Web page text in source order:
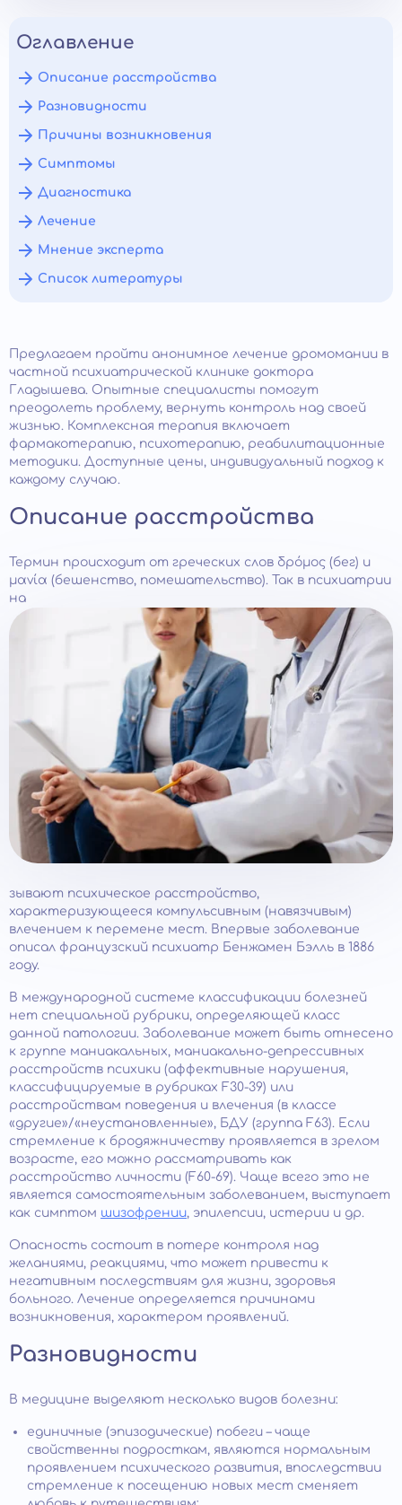
Оглавление
Описание расстройства
Разновидности
Причины возникновения
Симптомы
Диагностика
Лечение
Мнение эксперта
Список литературы
Предлагаем пройти анонимное лечение дромомании в
частной психиатрической клинике доктора
Гладышева. Опытные специалисты помогут
преодолеть проблему, вернуть контроль над своей
жизнью. Комплексная терапия включает
фармакотерапию, психотерапию, реабилитационные
методики. Доступные цены, индивидуальный подход к
каждому случаю.
Описание расстройства
Термин происходит от греческих слов δρόμος (бег) и
μανία (бешенство, помешательство). Так в психиатрии
на
зывают психическое расстройство,
характеризующееся компульсивным (навязчивым)
влечением к перемене мест. Впервые заболевание
описал французский психиатр Бенжамен Бэлль в 1886
году.
В международной системе классификации болезней
нет специальной рубрики, определяющей класс
данной патологии. Заболевание может быть отнесено
к группе маниакальных, маниакально-депрессивных
расстройств психики (аффективные нарушения,
классифицируемые в рубриках F30-39) или
расстройствам поведения и влечения (в классе
«другие»/«неустановленные», БДУ (группа F63). Если
стремление к бродяжничеству проявляется в зрелом
возрасте, его можно рассматривать как
расстройство личности (F60-69). Чаще всего это не
является самостоятельным заболеванием, выступает
как симптом шизофрении, эпилепсии, истерии и др.
Опасность состоит в потере контроля над
желаниями, реакциями, что может привести к
негативным последствиям для жизни, здоровья
больного. Лечение определяется причинами
возникновения, характером проявлений.
Разновидности
В медицине выделяют несколько видов болезни:
единичные (эпизодические) побеги – чаще
свойственны подросткам, являются нормальным
проявлением психического развития, впоследствии
стремление к посещению новых мест сменяет